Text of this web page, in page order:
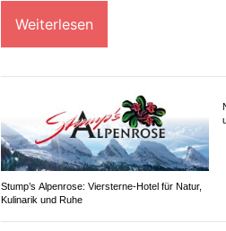
Weiterlesen
Stump’s Alpenrose: Viersterne-Hotel für Natur,
Kulinarik und Ruhe